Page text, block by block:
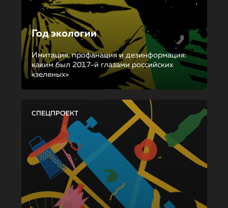
Год экологии
Имитация, профанация и дезинформация:
каким был 2017-й глазами российских
«зеленых»
СПЕЦПРОЕКТ